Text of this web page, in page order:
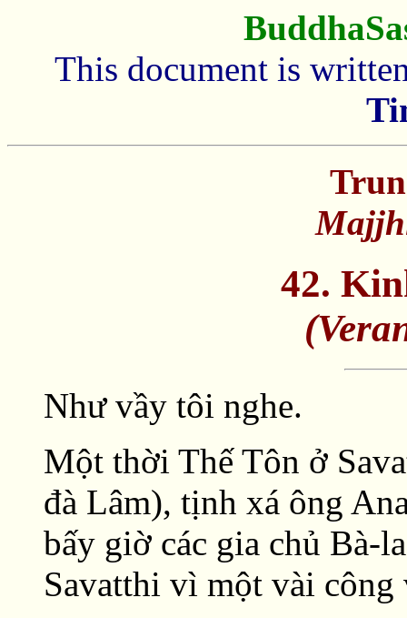
This document is
42.
Như vầy tôi nghe.
Một thời Thế Tôn ở
đà Lâm), tịnh xá ông
bấy giờ các gia chủ Bà-
Savatthi vì một vài công